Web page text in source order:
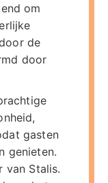
om
de
door
gasten
genieten.
van Stalis.